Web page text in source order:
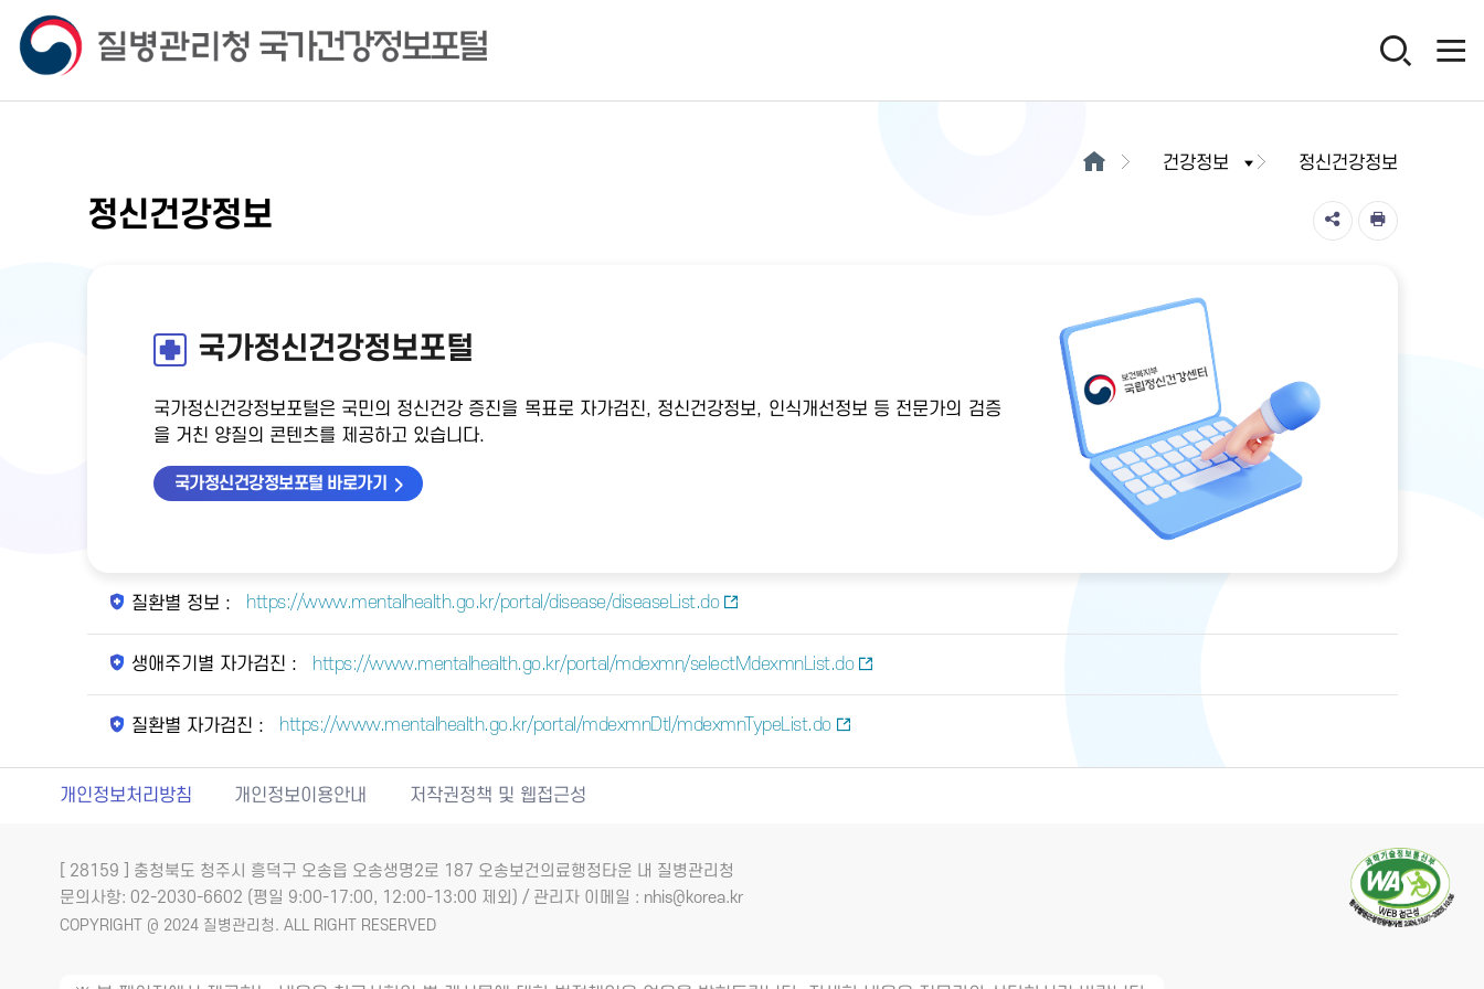
건강정보 정신건강정보
정신건강정보
국가정신건강정보포털
국가정신건강정보포털은 국민의 정신건강 증진을 목표로 자가검진, 정신건강정보, 인식개선정보 등 전문가의 검증
을 거친 양질의 콘텐츠를 제공하고 있습니다.
국가정신건강정보포털 바로가기
질환별 정보 : https://www.mentalhealth.go.kr/portal/disease/diseaseList.do
생애주기별 자가검진 : https://www.mentalhealth.go.kr/portal/mdexmn/selectMdexmnList.do
질환별 자가검진 : https://www.mentalhealth.go.kr/portal/mdexmnDtl/mdexmnTypeList.do
개인정보처리방침 개인정보이용안내 저작권정책 및 웹접근성
[ 28159 ] 충청북도 청주시 흥덕구 오송읍 오송생명2로 187 오송보건의료행정타운 내 질병관리청
문의사항: 02-2030-6602 (평일 9:00-17:00, 12:00-13:00 제외) / 관리자 이메일 : nhis@korea.kr
COPYRIGHT @ 2024 질병관리청. ALL RIGHT RESERVED